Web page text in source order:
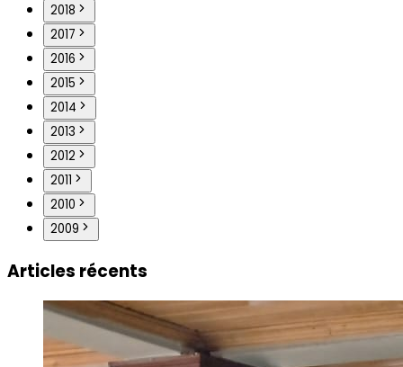
2018
2017
2016
2015
2014
2013
2012
2011
2010
2009
Articles récents